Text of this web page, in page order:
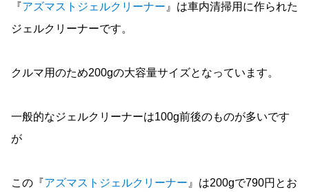
『 アズマストジェルクリーナー』は車内清掃用に作られた
ジェルクリーナーです。
クルマ用のため200gの大容量サイズとなっています。
一般的なジェルクリーナーは100g前後のものが多いです
が
この『 アズマストジェルクリーナー』は200gで790円とお